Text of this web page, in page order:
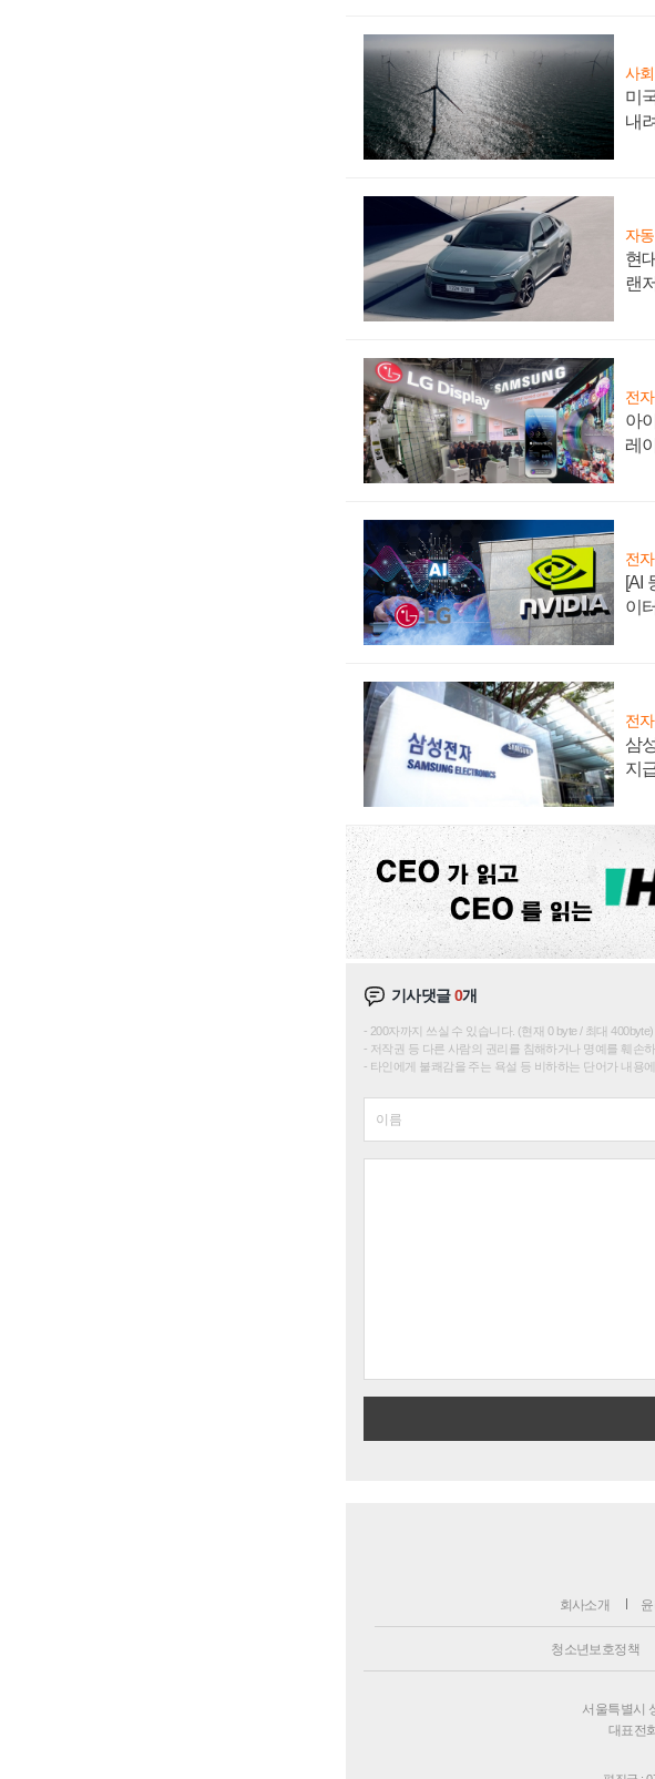
사회
미
내려
자
현
랜
전
아
레
전
[AI
이
전
삼
지
기사댓글0개
200자까지 쓰실 수 있습니다. (현재 0 byte / 최대 400byte)
저작권 등 다른 사람의 권리를 침해하거나 명예를 훼손
타인에게 불쾌감을 주는 욕설 등 비하하는 단어가 내용
회사소개
청소년보호정책
서울특별시
대표전